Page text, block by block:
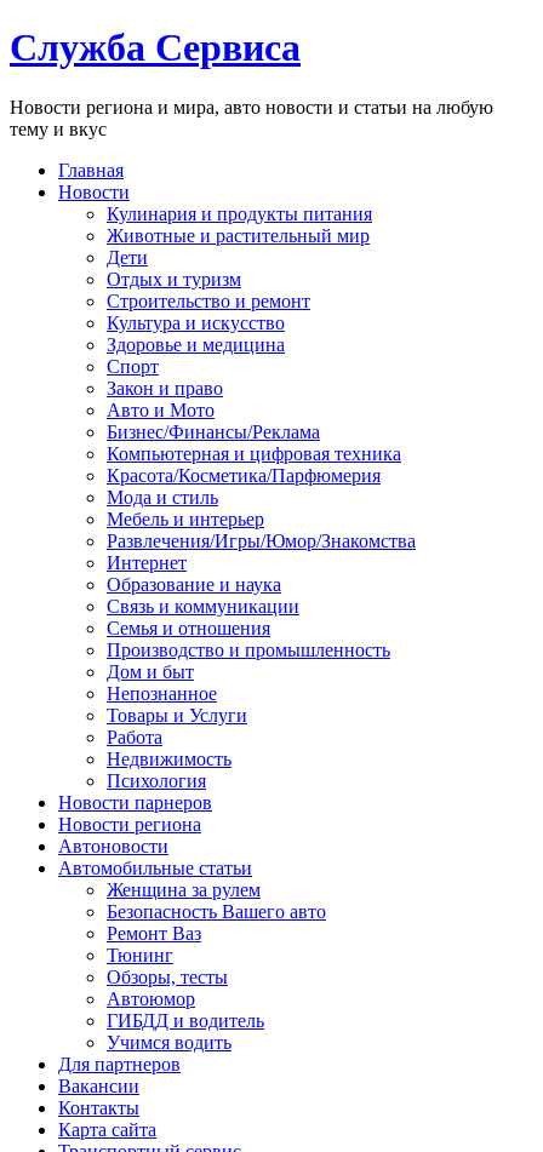
Служба Сервиса
Новости региона и мира, авто новости и статьи на любую
тему и вкус
Главная
Новости
Кулинария и продукты питания
Животные и растительный мир
Дети
Отдых и туризм
Строительство и ремонт
Культура и искусство
Здоровье и медицина
Спорт
Закон и право
Авто и Мото
Бизнес/Финансы/Реклама
Компьютерная и цифровая техника
Красота/Косметика/Парфюмерия
Мода и стиль
Мебель и интерьер
Развлечения/Игры/Юмор/Знакомства
Интернет
Образование и наука
Связь и коммуникации
Семья и отношения
Производство и промышленность
Дом и быт
Непознанное
Товары и Услуги
Работа
Недвижимость
Психология
Новости парнеров
Новости региона
Автоновости
Автомобильные статьи
Женщина за рулем
Безопасность Вашего авто
Ремонт Ваз
Тюнинг
Обзоры, тесты
Автоюмор
ГИБДД и водитель
Учимся водить
Для партнеров
Вакансии
Контакты
Карта сайта